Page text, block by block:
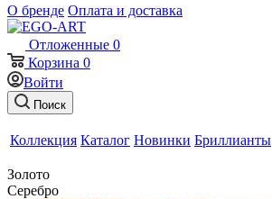
О бренде Оплата и доставка
Отложенные 0
Корзина 0
Войти
Поиск
Коллекция Каталог Новинки Бриллианты
Золото
Серебро